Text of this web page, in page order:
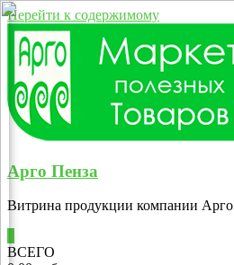
Перейти к содержимому
Арго Пенза
Витрина продукции компании Арго
ВСЕГО